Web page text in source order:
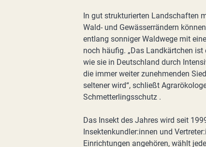
In gut strukturierten Landschaften
Wald- und Gewässerrändern
entlang sonniger Waldwege mit
noch häufig. „Das Landkärtchen
wie sie in Deutschland durch
die immer weiter zunehmenden
seltener wird“, schließt
Schmetterlingsschutz .
Das Insekt des Jahres wird seit
Insektenkundler:innen und
Einrichtungen angehören, wählt